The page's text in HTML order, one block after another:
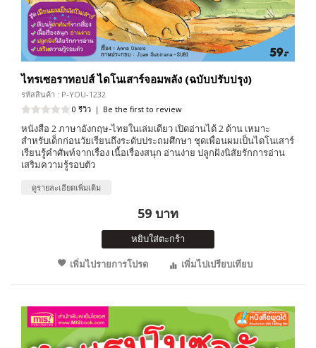
ไทรเซอราทอปส์ ไดโนเสาร์จอมพลัง (ฉบับปรับปรุง)
รหัสสินค้า : P-YOU-1232
0 รีวิว | Be the first to review
หนังสือ 2 ภาษาอังกฤษ-ไทยในเล่มเดียว เปิดอ่านได้ 2 ด้าน เหมาะ
สำหรับเด็กก่อนวัยเรียนถึงระดับประถมศึกษา ชุดเพื่อนผมเป็นไดโนเสาร์
เรียนรู้คำศัพท์จากเรื่อง เนื้อเรื่องสนุก อ่านง่าย ปลูกฝังนิสัยรักการอ่าน
เสริมความรู้รอบตัว
ดูรายละเอียดเพิ่มเติม
59 บาท
หยิบใส่ตะกร้า
เพิ่มไปรายการโปรด
เพิ่มไปเปรียบเทียบ